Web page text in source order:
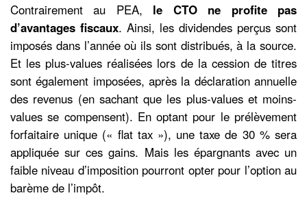
Contrairement au PEA, le CTO ne profite pas
d’avantages fiscaux. Ainsi, les dividendes perçus sont
imposés dans l’année où ils sont distribués, à la source.
Et les plus-values réalisées lors de la cession de titres
sont également imposées, après la déclaration annuelle
des revenus (en sachant que les plus-values et moins-
values se compensent). En optant pour le prélèvement
forfaitaire unique (« flat tax »), une taxe de 30 % sera
appliquée sur ces gains. Mais les épargnants avec un
faible niveau d’imposition pourront opter pour l’option au
barème de l’impôt.